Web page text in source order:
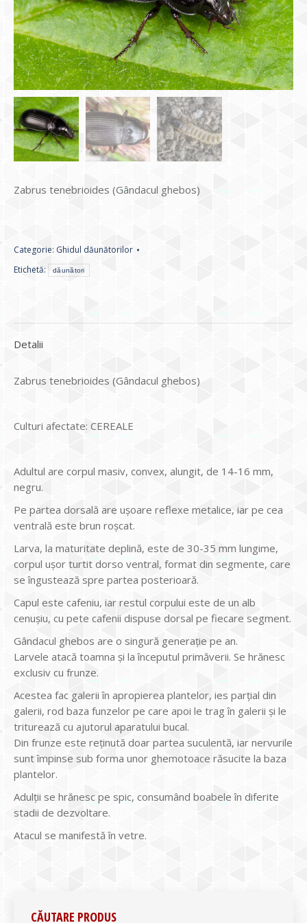
Zabrus tenebrioides (Gândacul ghebos)
Categorie: Ghidul dăunătorilor
Etichetă:
dăunători
Detalii
Zabrus tenebrioides (Gândacul ghebos)
Culturi afectate: CEREALE
Adultul are corpul masiv, convex, alungit, de 14-16 mm,
negru.
Pe partea dorsală are uşoare reflexe metalice, iar pe cea
ventrală este brun roşcat.
Larva, la maturitate deplină, este de 30-35 mm lungime,
corpul uşor turtit dorso ventral, format din segmente, care
se îngustează spre partea posterioară.
Capul este cafeniu, iar restul corpului este de un alb
cenuşiu, cu pete cafenii dispuse dorsal pe fiecare segment.
Gândacul ghebos are o singură generaţie pe an.
Larvele atacă toamna şi la începutul primăverii. Se hrănesc
exclusiv cu frunze.
Acestea fac galerii în apropierea plantelor, ies parţial din
galerii, rod baza funzelor pe care apoi le trag în galerii şi le
triturează cu ajutorul aparatului bucal.
Din frunze este reţinută doar partea suculentă, iar nervurile
sunt împinse sub forma unor ghemotoace răsucite la baza
plantelor.
Adulţii se hrănesc pe spic, consumând boabele în diferite
stadii de dezvoltare.
Atacul se manifestă în vetre.
CĂUTARE PRODUS